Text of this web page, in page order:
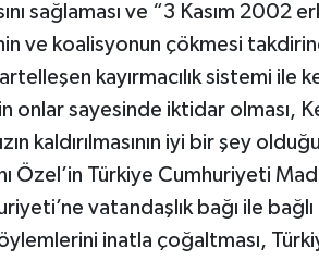
sağlaması ve “3 Kasım
ve koalisyonun çökmesi
kayırmacılık sistemi ile
onlar sayesinde iktidar olması,
kaldırılmasının iyi bir şey
Özel’in Türkiye Cumhuriyeti
vatandaşlık bağı ile
inatla çoğaltması,